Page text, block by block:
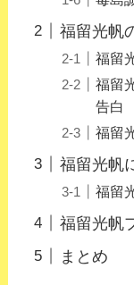
福留光帆
福留
福留
告白
福留
福留光帆
福留
福留光帆
まとめ